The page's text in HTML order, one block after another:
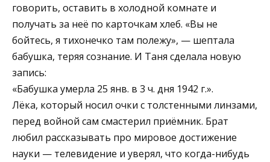
говорить, оставить в холодной комнате и
получать за неё по карточкам хлеб. «Вы не
бойтесь, я тихонечко там полежу», — шептала
бабушка, теряя сознание. И Таня сделала новую
запись:
«Бабушка умерла 25 янв. в 3 ч. дня 1942 г.».
Лёка, который носил очки с толстенными линзами,
перед войной сам смастерил приёмник. Брат
любил рассказывать про мировое достижение
науки — телевидение и уверял, что когда-нибудь